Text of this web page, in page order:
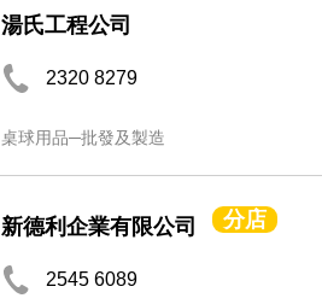
湯氏工程公司
2320 8279
桌球用品─批發及製造
新德利企業有限公司 分店
2545 6089